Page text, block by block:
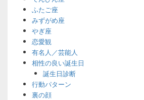
ふたご座
みずがめ座
やぎ座
恋愛観
有名人／芸能人
相性の良い誕生日
誕生日診断
行動パターン
裏の顔